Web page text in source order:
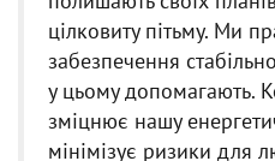
цілковиту пітьму. Ми
забезпечення
у цьому допомагають.
зміцнює нашу
мінімізує ризики для